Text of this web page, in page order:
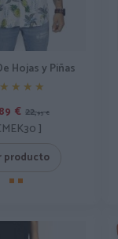
Hojas y Piñas
89 € 22,95 €
]
producto